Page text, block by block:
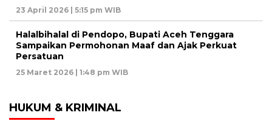
23 April 2026 | 5:15 pm WIB
Halalbihalal di Pendopo, Bupati Aceh Tenggara
Sampaikan Permohonan Maaf dan Ajak Perkuat
Persatuan
25 Maret 2026 | 1:48 pm WIB
HUKUM & KRIMINAL